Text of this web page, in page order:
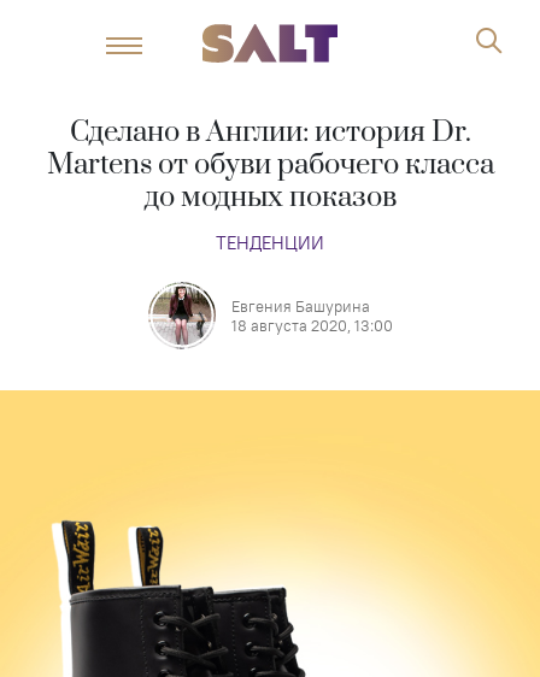
Сделано в Англии: история Dr.
Martens от обуви рабочего класса
до модных показов
ТЕНДЕНЦИИ
Евгения Башурина
18 августа 2020, 13:00